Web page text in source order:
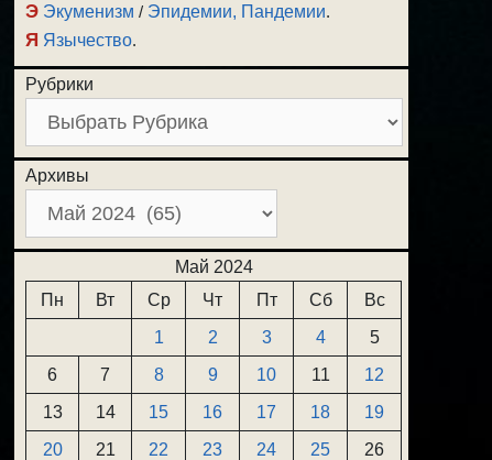
Э Экуменизм / Эпидемии, Пандемии.
Я Язычество.
Рубрики
Архивы
Май 2024
Пн
Вт Ср Чт Пт Сб
Вс
1
2 3 4
5
6
7 8 9 10 11
12
13
14 15 16 17 18
19
20
21 22 23 24 25
26